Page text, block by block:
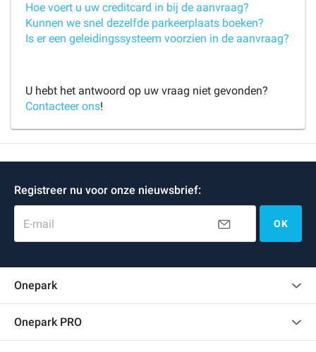
Hoe voert u uw creditcard in bij de aanvraag?
Kunnen we snel dezelfde parkeerplaats boeken?
Is er een geleidingssysteem voorzien in de aanvraag?
U hebt het antwoord op uw vraag niet gevonden?
Contacteer ons!
Registreer nu voor onze nieuwsbrief:
E-mail OK
Onepark
Onepark PRO